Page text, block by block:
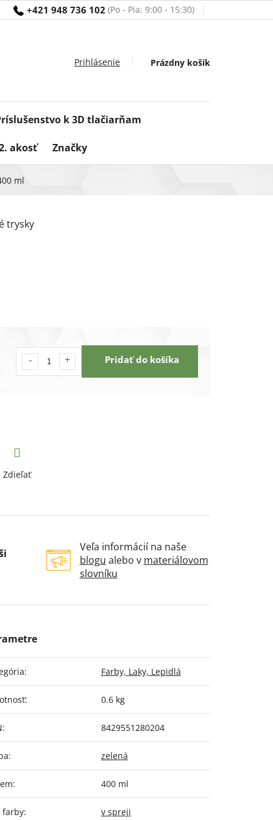
+421 948 736 102
Nákupný
Prázdny košík
k 3D tlačiarňam
akosť Značky
ml
Pridať do košíka
trysky
Zdieľať
Veľa informácií na naše
blogu alebo v materiálovom
slovníku
: Farby, Laky, Lepidlá
: 0.6 kg
: 8429551280204
: zelená
: 400 ml
farby: v spreji